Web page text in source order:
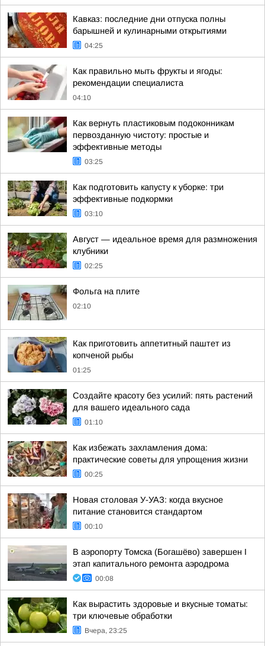
Кавказ: последние дни отпуска полны
барышней и кулинарными открытиями
04:25
Как правильно мыть фрукты и ягоды:
рекомендации специалиста
04:10
Как вернуть пластиковым подоконникам
первозданную чистоту: простые и
эффективные методы
03:25
Как подготовить капусту к уборке: три
эффективные подкормки
03:10
Август — идеальное время для размножения
клубники
02:25
Фольга на плите
02:10
Как приготовить аппетитный паштет из
копченой рыбы
01:25
Создайте красоту без усилий: пять растений
для вашего идеального сада
01:10
Как избежать захламления дома:
практические советы для упрощения жизни
00:25
Новая столовая У-УАЗ: когда вкусное
питание становится стандартом
00:10
В аэропорту Томска (Богашёво) завершен I
этап капитального ремонта аэродрома
00:08
Как вырастить здоровые и вкусные томаты:
три ключевые обработки
Вчера, 23:25